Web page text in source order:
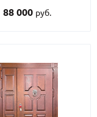
с решеткой и
88 000 руб.